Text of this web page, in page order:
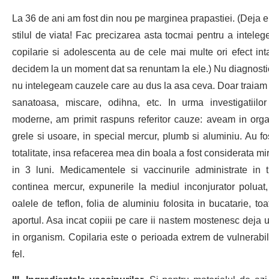
La 36 de ani am fost din nou pe marginea prapastiei. (Deja
stilul de viata! Fac precizarea asta tocmai pentru a
copilarie si adolescenta au de cele mai multe ori efect
decidem la un moment dat sa renuntam la ele.) Nu
nu intelegeam cauzele care au dus la asa ceva. Doar
sanatoasa, miscare, odihna, etc. In urma
moderne, am primit raspuns referitor cauze: aveam in
grele si usoare, in special mercur, plumb si aluminiu. Au
totalitate, insa refacerea mea din boala a fost considerata
in 3 luni. Medicamentele si vaccinurile administrate in
continea mercur, expunerile la mediul inconjurator
oalele de teflon, folia de aluminiu folosita in bucatarie,
aportul. Asa incat copiii pe care ii nastem mostenesc deja
in organism. Copilaria este o perioada extrem de
fel.